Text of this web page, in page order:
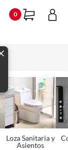
0
Loza Sanitaria y
Asientos